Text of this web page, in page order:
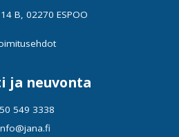
B, 02270 ESPOO
ja neuvonta
549 3338